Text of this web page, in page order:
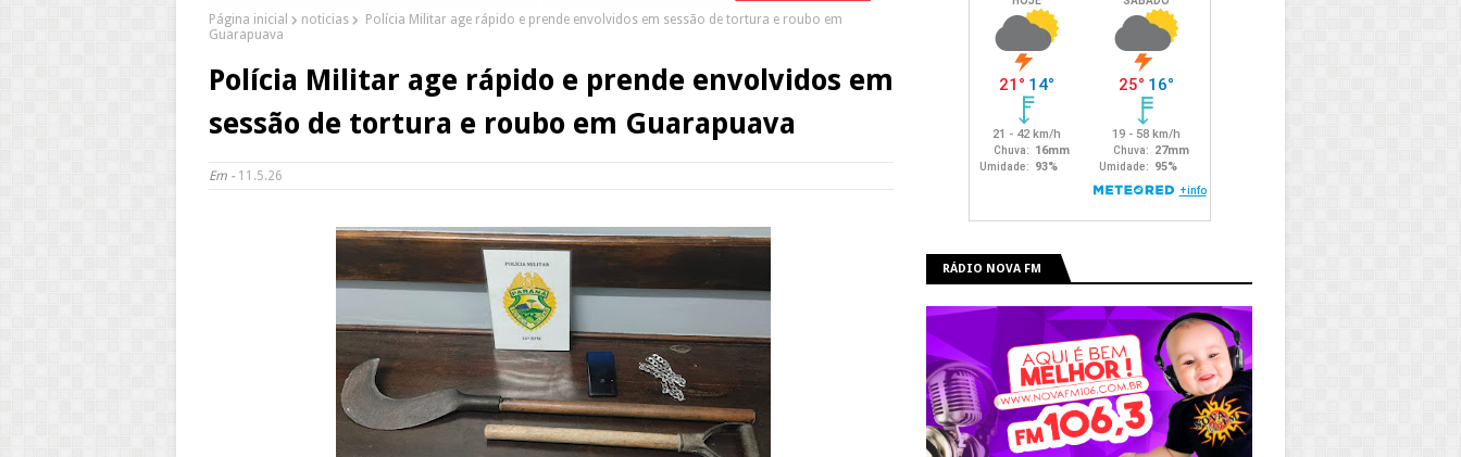
Página inicial noticias
Polícia Militar age rápido e prende envolvidos em sessão de tortura e roubo em
Guarapuava
Polícia Militar age rápido e prende envolvidos em
sessão de tortura e roubo em Guarapuava
Em - 11.5.26
RÁDIO NOVA FM